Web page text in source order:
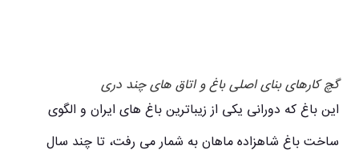
گچ کارهای بنای اصلی باغ و اتاق های چند دری
این باغ که دورانی یکی از زیباترین باغ های ایران و الگوی
ساخت باغ شاهزاده ماهان به شمار می رفت، تا چند سال